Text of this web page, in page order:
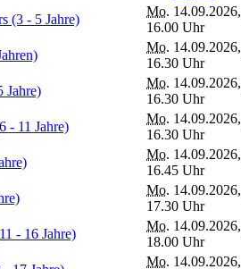
(3 - 5 Jahre)
Mo. 14.09.2026,
16.00 Uhr
Mo. 14.09.2026,
16.30 Uhr
Jahre)
Mo. 14.09.2026,
16.30 Uhr
- 11 Jahre)
Mo. 14.09.2026,
16.30 Uhr
Mo. 14.09.2026,
16.45 Uhr
Mo. 14.09.2026,
17.30 Uhr
- 16 Jahre)
Mo. 14.09.2026,
18.00 Uhr
Mo. 14.09.2026,